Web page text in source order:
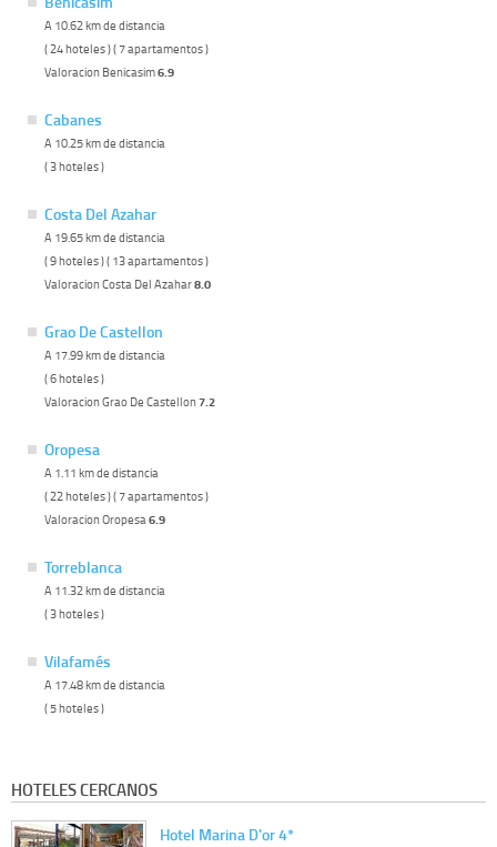
A 10.62 km de distancia
( 24 hoteles ) ( 7 apartamentos )
Valoracion Benicasim6.9
Cabanes
A 10.25 km de distancia
( 3 hoteles )
Costa Del Azahar
A 19.65 km de distancia
( 9 hoteles ) ( 13 apartamentos )
Valoracion Costa Del Azahar8.0
Grao De Castellon
A 17.99 km de distancia
( 6 hoteles )
Valoracion Grao De Castellon7.2
Oropesa
A 1.11 km de distancia
( 22 hoteles ) ( 7 apartamentos )
Valoracion Oropesa6.9
Torreblanca
A 11.32 km de distancia
( 3 hoteles )
Vilafamés
A 17.48 km de distancia
( 5 hoteles )
HOTELES CERCANOS
Hotel Marina D'or 4*